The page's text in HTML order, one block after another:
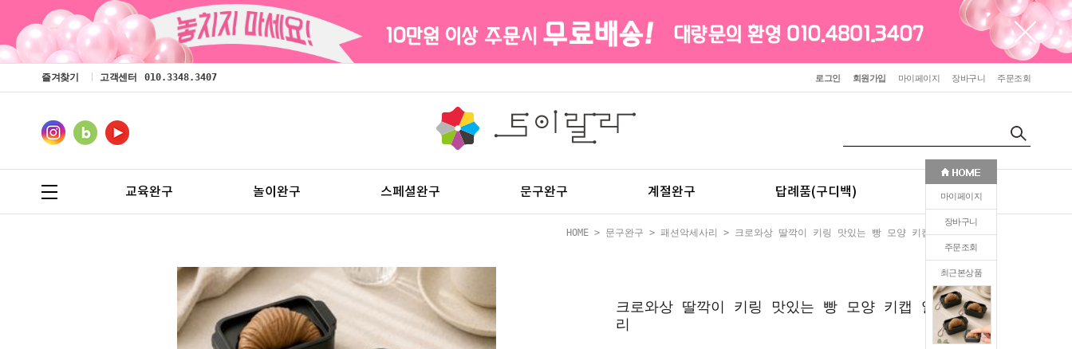
마이페이지
장바구니
주문조회
최근본상품
즐겨찾기 고객센터 010.3348.3407 로그인 회원가입 마이페이지 장바구니 주문조회
교육완구 놀이완구 스페셜완구 문구완구 계절완구 답례품(구디백) 판촉(인쇄)
HOME > 문구완구 > 패션악세사리 > 크로와상 딸깍이 키링 맛있는 빵 모양 키캡 열쇠고리
1
크로와상 딸깍이 키링 맛있는 빵 모양 키캡 열쇠고
리